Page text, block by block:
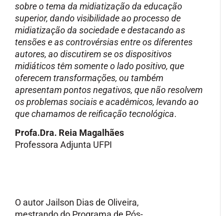
sobre o tema da midiatização da educação
superior, dando visibilidade ao processo de
midiatização da sociedade e destacando as
tensões e as controvérsias entre os diferentes
autores, ao discutirem se os dispositivos
midiáticos têm somente o lado positivo, que
oferecem transformações, ou também
apresentam pontos negativos, que não resolvem
os problemas sociais e acadêmicos, levando ao
que chamamos de reificação tecnológica.
Profa.Dra. Reia Magalhães
Professora Adjunta UFPI
O autor Jailson Dias de Oliveira,